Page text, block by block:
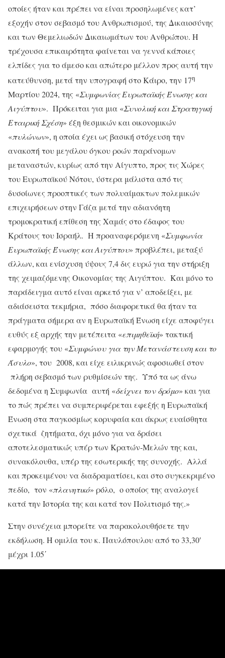
οποίες ήταν και πρέπει να είναι προσηλωμένες κατ’
εξοχήν στον σεβασμό του Ανθρωπισμού, της Δικαιοσύνης
και των Θεμελιωδών Δικαιωμάτων του Ανθρώπου. Η
τρέχουσα επικαιρότητα φαίνεται να γεννά κάποιες
ελπίδες για το άμεσο και απώτερο μέλλον προς αυτή την
κατεύθυνση, μετά την υπογραφή στο Κάιρο, την 17η
Μαρτίου 2024, της «Συμφωνίας Ευρωπαϊκής Ένωσης και
Αιγύπτου». Πρόκειται για μια «Συνολική και Στρατηγική
Εταιρική Σχέση» έξη θεσμικών και οικονομικών
«πυλώνων», η οποία έχει ως βασική στόχευση την
ανακοπή του μεγάλου όγκου ροών παράνομων
μεταναστών, κυρίως από την Αίγυπτο, προς τις Χώρες
του Ευρωπαϊκού Νότου, ύστερα μάλιστα από τις
δυσοίωνες προοπτικές των πολυαίμακτων πολεμικών
επιχειρήσεων στην Γάζα μετά την αδιανόητη
τρομοκρατική επίθεση της Χαμάς στο έδαφος του
Κράτους του Ισραήλ. Η προαναφερόμενη «Συμφωνία
Ευρωπαϊκής Ένωσης και Αιγύπτου» προβλέπει, μεταξύ
άλλων, και ενίσχυση ύψους 7,4 δις ευρώ για την στήριξη
της χειμαζόμενης Οικονομίας της Αιγύπτου. Και μόνο το
παράδειγμα αυτό είναι αρκετό για ν’ αποδείξει, με
αδιάσειστα τεκμήρια, πόσο διαφορετικά θα ήταν τα
πράγματα σήμερα αν η Ευρωπαϊκή Ένωση είχε αποφύγει
ευθύς εξ αρχής την μετέπειτα «επιμηθεϊκή» τακτική
εφαρμογής του «Συμφώνου για την Μετανάστευση και το
Άσυλο», του 2008, και είχε ειλικρινώς αφοσιωθεί στον
πλήρη σεβασμό των ρυθμίσεών της. Υπό τα ως άνω
δεδομένα η Συμφωνία αυτή «δείχνει τον δρόμο» και για
το πώς πρέπει να συμπεριφέρεται εφεξής η Ευρωπαϊκή
Ένωση στα παγκοσμίως κορυφαία και άκρως ευαίσθητα
σχετικά ζητήματα, όχι μόνο για να δράσει
αποτελεσματικώς υπέρ των Κρατών-Μελών της και,
συνακόλουθα, υπέρ της εσωτερικής της συνοχής. Αλλά
και προκειμένου να διαδραματίσει, και στο συγκεκριμένο
πεδίο, τον «πλανητικό» ρόλο, ο οποίος της αναλογεί
κατά την Ιστορία της και κατά τον Πολιτισμό της.»
Στην συνέχεια μπορείτε να παρακολουθήσετε την
εκδήλωση. Η ομιλία του κ. Παυλόπουλου από το 33,30′
μέχρι 1.05΄